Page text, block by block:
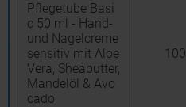
Pflegetube Basi
c 50 ml - Hand-
und Nagelcreme
sensitiv mit Aloe
Vera, Sheabutter,
Mandelöl & Avo
cado
100